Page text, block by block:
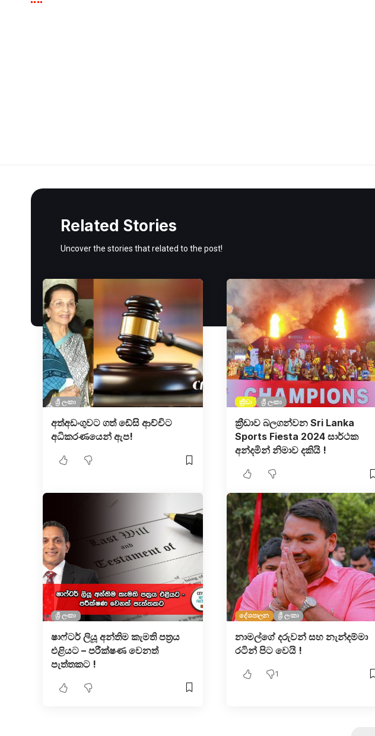
Related Stories
Uncover the stories that related to the post!
ශ්‍රී ලංකා
අත්අඩංගුවට ගත් ඩේසි ආච්චිට
අධිකරණයෙන් ඇප!
ක්‍රීඩා ශ්‍රී ලංකා
ක්‍රීඩාව බලගන්වන Sri Lanka
Sports Fiesta 2024 සාර්ථක
අන්දමින් නිමාව දකියි !
ශ්‍රී ලංකා
ෂාෆ්ටර් ලියූ අන්තිම කැමති පත්‍රය
එළියට – පරීක්ෂණ වෙනත්
පැත්තකට !
දේශපාලන ශ්‍රී ලංකා
නාමල්ගේ දරුවන් සහ නැන්දම්මා
රටින් පිට වෙයි !
1